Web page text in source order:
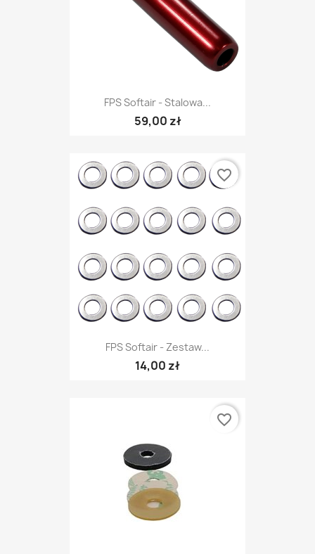
FPS Softair - Stalowa...
59,00 zł
FPS Softair - Zestaw...
14,00 zł
favorite_border
favorite_border